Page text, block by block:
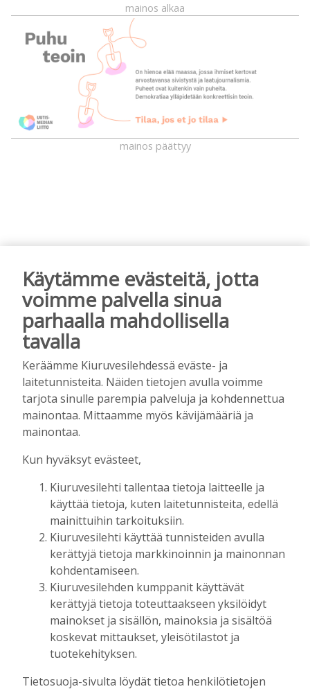
mainos alkaa
mainos päättyy
AIEMMIN AIHEESTA
Golftapahtuma tuotti jälleen komeasti
tukea Kiuruveden nuorille – palkittavat
julkaistaan loppuvuodesta
Tilaajille
Aku Laatikainen 7.8.2026 11:33
Kuorevirran urheilukentällä järjestetään
kaikille avoin kävelytapahtuma
Tilaajille
KiuPan 11-vuotiaille pojille kultaa Kuopio
Cupista ylivoimaisen esityksen jälkeen
Tilaajille
Aku Laatikainen 3.8.2026 10:55
Salla Tompuri juoksi tuplakultaan – Silja
Auvinen ja Enni Pennanen heittivät
keihään joukkuemestareiksi
Tilaajille
Aku Laatikainen 3.8.2026 09:19
joukkueella ja mitalitavoittein nuorten
Käytämme evästeitä, jotta
voimme palvella sinua
parhaalla mahdollisella
tavalla
Keräämme Kiuruvesilehdessä eväste- ja
laitetunnisteita. Näiden tietojen avulla voimme
tarjota sinulle parempia palveluja ja kohdennettua
mainontaa. Mittaamme myös kävijämääriä ja
mainontaa.
Kun hyväksyt evästeet,
Kiuruvesilehti tallentaa tietoja laitteelle ja
käyttää tietoja, kuten laitetunnisteita, edellä
mainittuihin tarkoituksiin.
Kiuruvesilehti käyttää tunnisteiden avulla
kerättyjä tietoja markkinoinnin ja mainonnan
kohdentamiseen.
Kiuruvesilehden kumppanit käyttävät
kerättyjä tietoja toteuttaakseen yksilöidyt
mainokset ja sisällön, mainoksia ja sisältöä
koskevat mittaukset, yleisötilastot ja
tuotekehityksen.
Tietosuoja-sivulta löydät tietoa henkilötietojen